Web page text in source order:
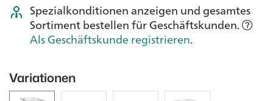
Spezialkonditionen anzeigen und gesamtes
Sortiment bestellen für Geschäftskunden.
Als Geschäftskunde registrieren.
Variationen